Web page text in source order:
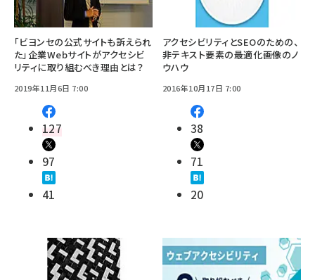
「ビヨンセの公式サイトも訴えられ
た」企業Webサイトがアクセシビ
リティに取り組むべき理由とは？
2019年11月6日 7:00
127
97
41
アクセシビリティとSEOのための、
非テキスト要素の最適化――画像のノ
ウハウ
2016年10月17日 7:00
38
71
20